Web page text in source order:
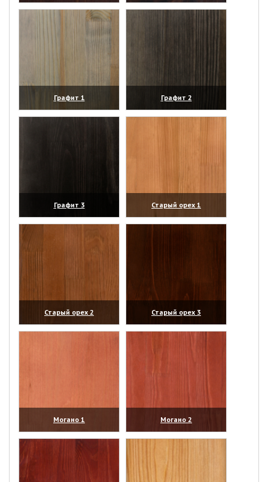
(увеличить)
(увеличить)
Графит 1
(увеличить)
Графит 2
(увеличить)
Графит 3
(увеличить)
Старый орех 1
(увеличить)
Старый орех 2
(увеличить)
Старый орех 3
(увеличить)
Могано 1
(увеличить)
Могано 2
(увеличить)